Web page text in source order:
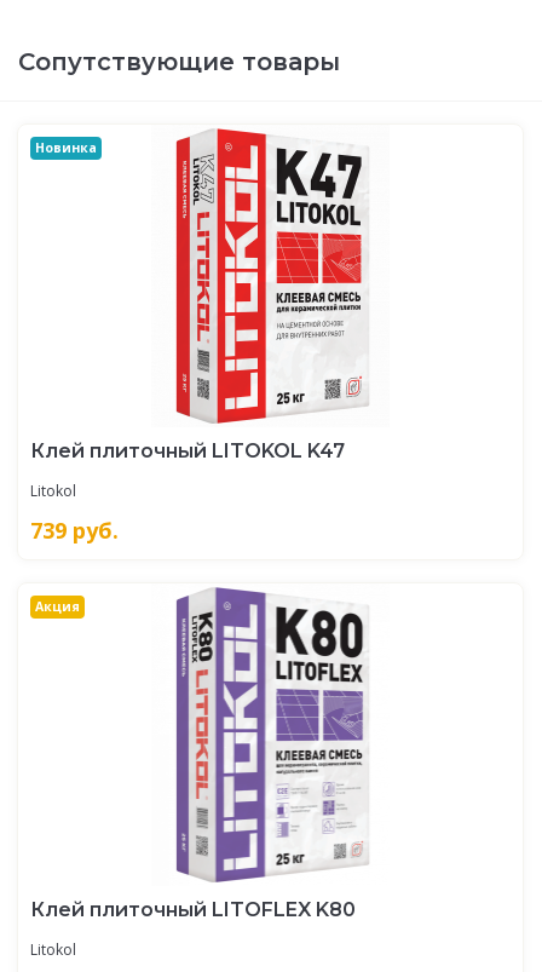
Сопутствующие товары
Новинка
Клей плиточный LITOKOL K47
Litokol
739 руб.
Акция
Клей плиточный LITOFLEX K80
Litokol